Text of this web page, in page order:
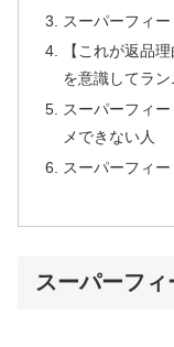
スーパーフィ
【これが返品
を意識してラ
スーパーフィ
メできない人
スーパーフィ
スーパーフ